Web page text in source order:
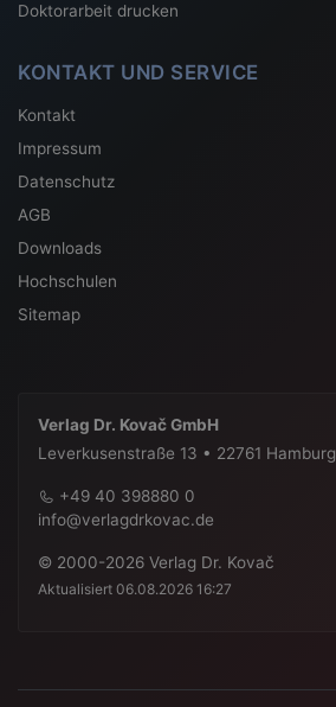
Doktorarbeit drucken
KONTAKT UND SERVICE
Kontakt
Impressum
Datenschutz
AGB
Downloads
Hochschulen
Sitemap
Verlag Dr. Kovač GmbH
Leverkusenstraße 13 • 22761 Hamburg
+49 40 398880 0
info@verlagdrkovac.de
© 2000-2026 Verlag Dr. Kovač
Aktualisiert 06.08.2026 16:27